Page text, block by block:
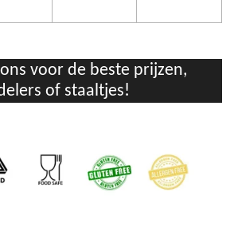
voor de beste prijzen,
of staaltjes!